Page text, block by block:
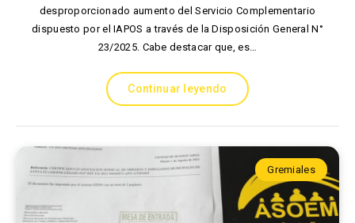
desproporcionado aumento del Servicio Complementario
dispuesto por el IAPOS a través de la Disposición General N°
23/2025. Cabe destacar que, es…
Continuar leyendo
Gremiales